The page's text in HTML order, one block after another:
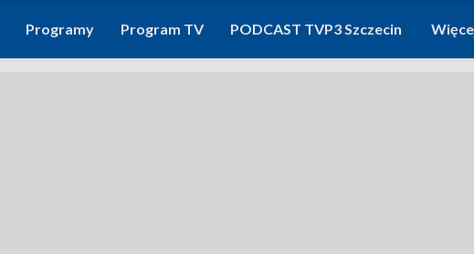
Programy Program TV PODCAST TVP3 Szczecin